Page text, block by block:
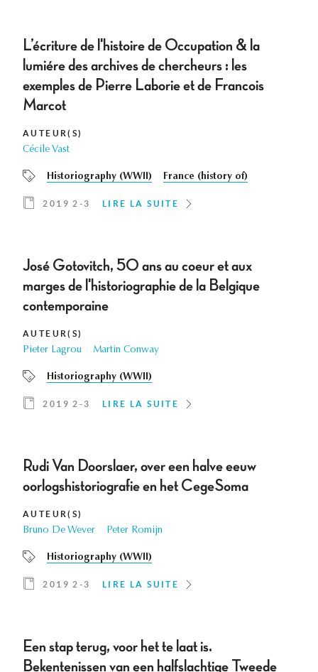
L’écriture de l'histoire de Occupation & la
lumiére des archives de chercheurs : les
exemples de Pierre Laborie et de Francois
Marcot
AUTEUR(S)
Cécile Vast
Historiography (WWII) France (history of)
2019 2-3 LIRE LA SUITE
José Gotovitch, 5O ans au coeur et aux
marges de l'historiographie de la Belgique
contemporaine
AUTEUR(S)
Pieter Lagrou Martin Conway
Historiography (WWII)
2019 2-3 LIRE LA SUITE
Rudi Van Doorslaer, over een halve eeuw
oorlogshistoriografie en het CegeSoma
AUTEUR(S)
Bruno De Wever Peter Romijn
Historiography (WWII)
2019 2-3 LIRE LA SUITE
Een stap terug, voor het te laat is.
Bekentenissen van een halfslachtige Tweede